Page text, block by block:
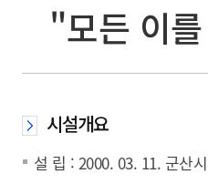
"모든 이
시설개요
설 립 : 2000. 03. 11. 군산시